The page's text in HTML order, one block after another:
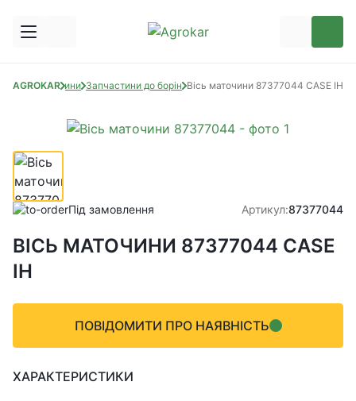
AGROKAR
Запчастини Запчастини до борін Вісь маточини 87377044 CASE IH
Під замовлення Артикул:87377044
ВІСЬ МАТОЧИНИ 87377044 CASE
IH
ПОВІДОМИТИ ПРО НАЯВНІСТЬ
ХАРАКТЕРИСТИКИ